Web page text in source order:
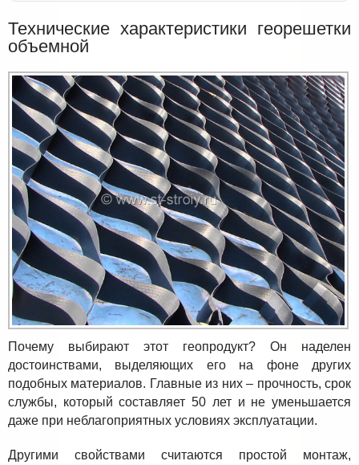
Технические характеристики георешетки
объемной
Почему выбирают этот геопродукт? Он наделен
достоинствами, выделяющих его на фоне других
подобных материалов. Главные из них – прочность, срок
службы, который составляет 50 лет и не уменьшается
даже при неблагоприятных условиях эксплуатации.
Другими свойствами считаются простой монтаж,